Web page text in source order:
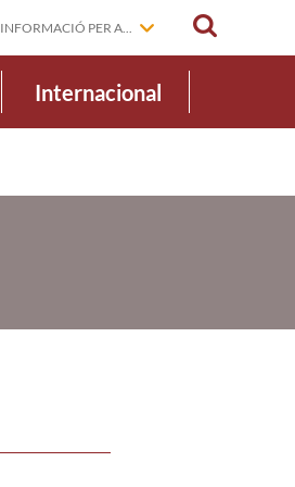
INFORMACIÓ PER A...
Internacional